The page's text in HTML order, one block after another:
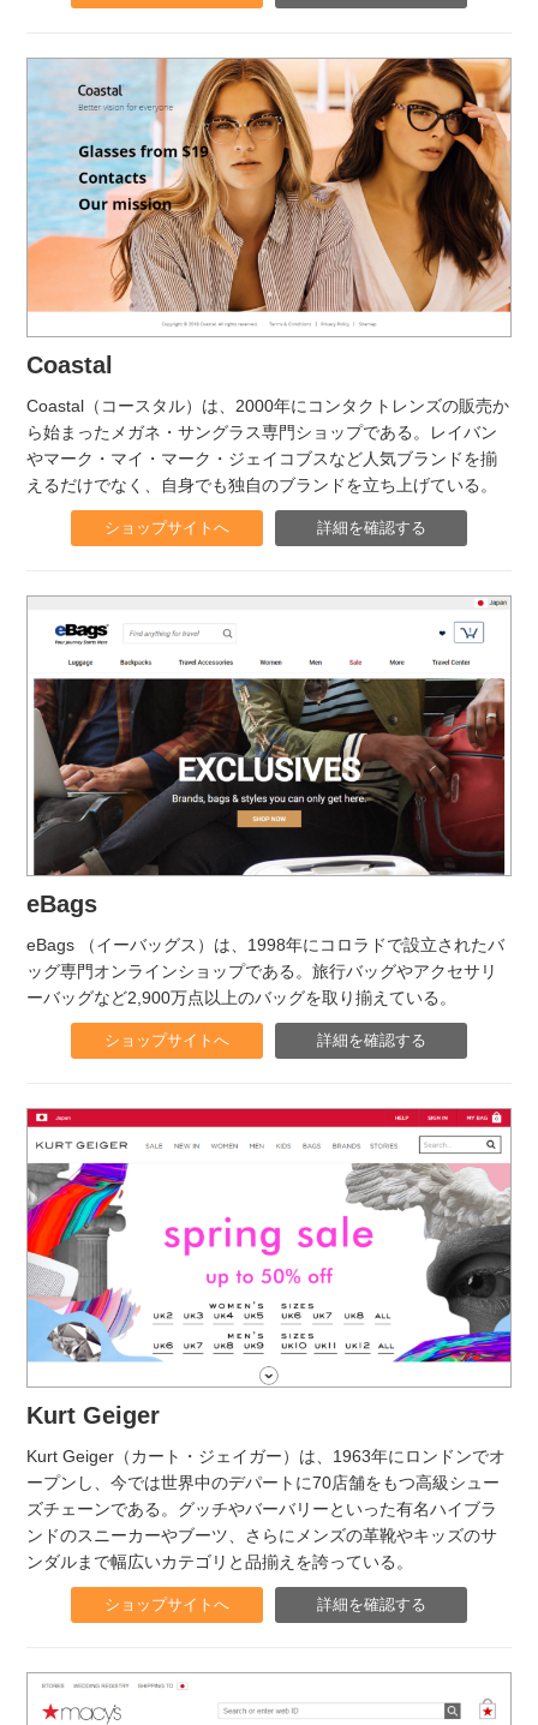
Coastal
Coastal（コースタル）は、2000年にコンタクトレンズの販売か
ら始まったメガネ・サングラス専門ショップである。レイバン
やマーク・マイ・マーク・ジェイコブスなど人気ブランドを揃
えるだけでなく、自身でも独自のブランドを立ち上げている。
ショップサイトへ 詳細を確認する
eBags
eBags （イーバッグス）は、1998年にコロラドで設立されたバ
ッグ専門オンラインショップである。旅行バッグやアクセサリ
ーバッグなど2,900万点以上のバッグを取り揃えている。
ショップサイトへ 詳細を確認する
Kurt Geiger
Kurt Geiger（カート・ジェイガー）は、1963年にロンドンでオ
ープンし、今では世界中のデパートに70店舗をもつ高級シュー
ズチェーンである。グッチやバーバリーといった有名ハイブラ
ンドのスニーカーやブーツ、さらにメンズの革靴やキッズのサ
ンダルまで幅広いカテゴリと品揃えを誇っている。
ショップサイトへ 詳細を確認する